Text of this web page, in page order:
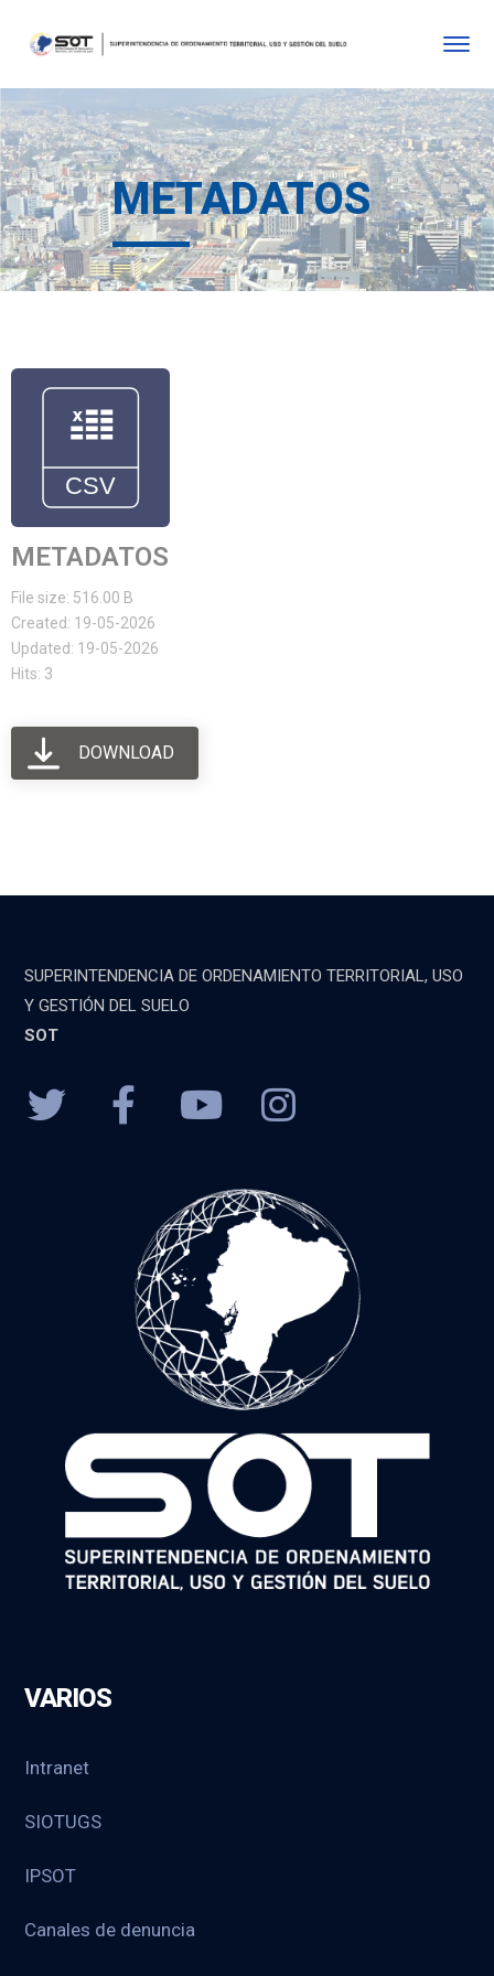
METADATOS
METADATOS
File size: 516.00 B
Created: 19-05-2026
Updated: 19-05-2026
Hits: 3
DOWNLOAD
SUPERINTENDENCIA DE ORDENAMIENTO TERRITORIAL, USO
Y GESTIÓN DEL SUELO
SOT
VARIOS
Intranet
SIOTUGS
IPSOT
Canales de denuncia